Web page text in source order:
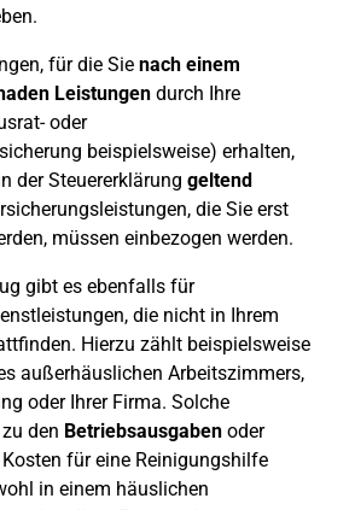
für die Sie nach einem
Leistungen durch Ihre
oder
beispielsweise) erhalten,
der Steuererklärung geltend
die Sie erst
müssen einbezogen werden.
gibt es ebenfalls für
die nicht in Ihrem
Hierzu zählt beispielsweise
außerhäuslichen Arbeitszimmers,
oder Ihrer Firma. Solche
den Betriebsausgaben oder
für eine Reinigungshilfe
in einem häuslichen